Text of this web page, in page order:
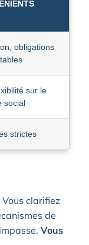
obligations
sur le
social
strictes
clarifiez
de
Vous